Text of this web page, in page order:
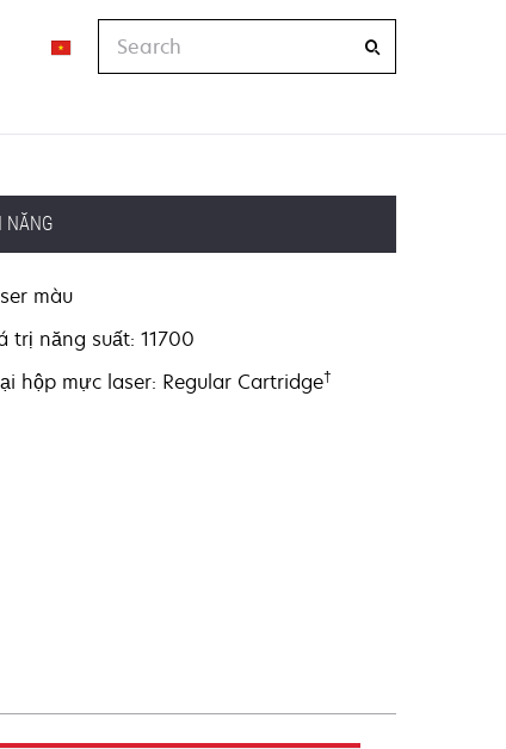
NĂNG
màu
trị năng suất: 11700
hộp mực laser: Regular Cartridge†